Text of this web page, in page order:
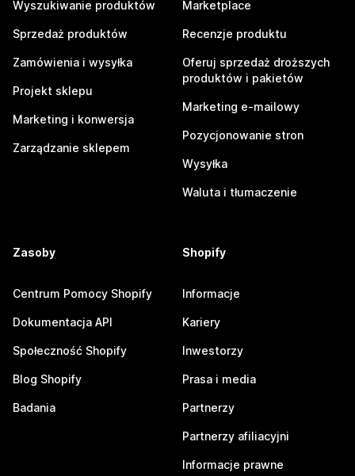
Wyszukiwanie produktów
Sprzedaż produktów
Zamówienia i wysyłka
Projekt sklepu
Marketing i konwersja
Zarządzanie sklepem
Marketplace
Recenzje produktu
Oferuj sprzedaż droższych
produktów i pakietów
Marketing e-mailowy
Pozycjonowanie stron
Wysyłka
Waluta i tłumaczenie
Zasoby
Centrum Pomocy Shopify
Dokumentacja API
Społeczność Shopify
Blog Shopify
Badania
Shopify
Informacje
Kariery
Inwestorzy
Prasa i media
Partnerzy
Partnerzy afiliacyjni
Informacje prawne